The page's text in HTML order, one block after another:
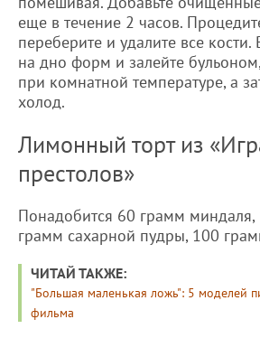
еще в течение 2 часов.
переберите и удалите все
на дно форм и залейте
при комнатной температуре, а
холод.
Лимонный торт из
престолов»
Понадобится 60 грамм
грамм сахарной пудры, 100
ЧИТАЙ ТАКЖЕ:
"Большая маленькая ложь": 5 моделей
фильма